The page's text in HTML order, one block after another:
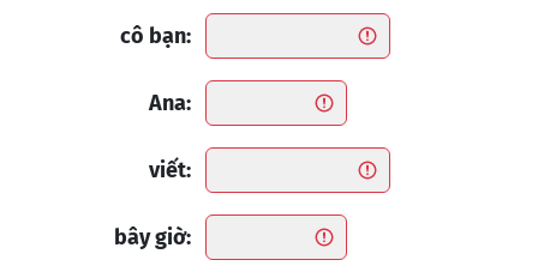
cô bạn:
Ana:
viết:
bây giờ: